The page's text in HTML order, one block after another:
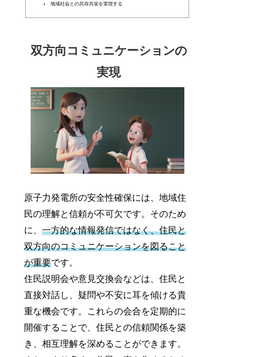
地域社会との共存共栄を実現する
双方向コミュニケーションの
実現
原子力発電所の安全性確保には、地域住
民の理解と信頼が不可欠です。そのため
に、一方的な情報発信ではなく、住民と
双方向のコミュニケーションを図ること
が重要です。
住民説明会や意見交換会などは、住民と
直接対話し、疑問や不安に耳を傾ける貴
重な機会です。これらの会合を定期的に
開催することで、住民との信頼関係を築
き、相互理解を深めることができます。